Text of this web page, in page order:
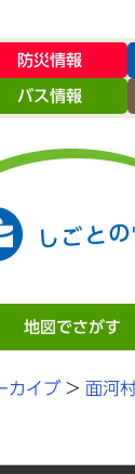
防災情報
バス情報
しごと
地図でさがす
カイブ > 面河